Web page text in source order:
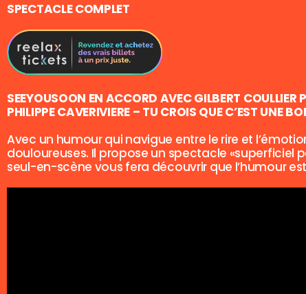
SPECTACLE COMPLET
SEEYOUSOON EN ACCORD AVEC GILBERT
PHILIPPE CAVERIVIERE – TU CROIS QUE C’EST UNE
Avec un humour qui navigue entre le rire et
douloureuses. Il propose un spectacle «superficiel
seul-en-scène vous fera découvrir que l’humour